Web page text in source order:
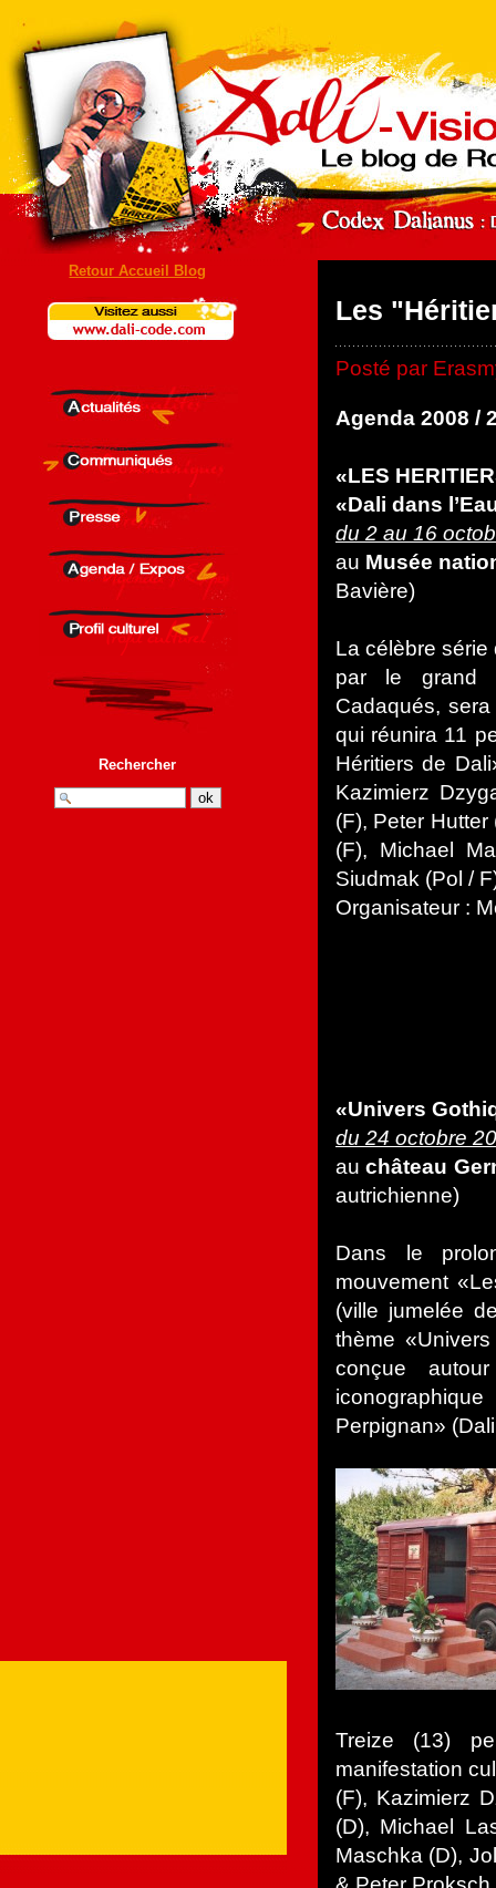
Retour Accueil Blog
Rechercher
Les
Posté par
Agenda 2008 /
«LES
«Dali dans
du 2 au 16
au Musée
Bavière)
La célèbre série
par le grand
Cadaqués,
qui réunira 11
Héritiers de
Kazimierz
(F), Peter
(F), Michael
Siudmak (Pol /
Organisateur :
«Univers
du 24 octobre
auchâteau
autrichienne)
Dans le
mouvement
(ville jumelée
thème
conçue
Perpignan»
Treize (13)
manifestation
(F), Kazimierz
(D), Michael
Maschka (D),